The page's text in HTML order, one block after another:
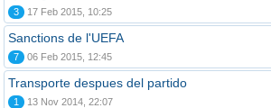
3 17 Feb 2015, 10:25
Sanctions de l'UEFA
7 06 Feb 2015, 12:45
Transporte despues del partido
1 13 Nov 2014, 22:07